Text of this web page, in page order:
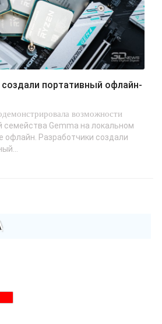
возможности
Gemma на локальном
офлайн. Разработчики создали